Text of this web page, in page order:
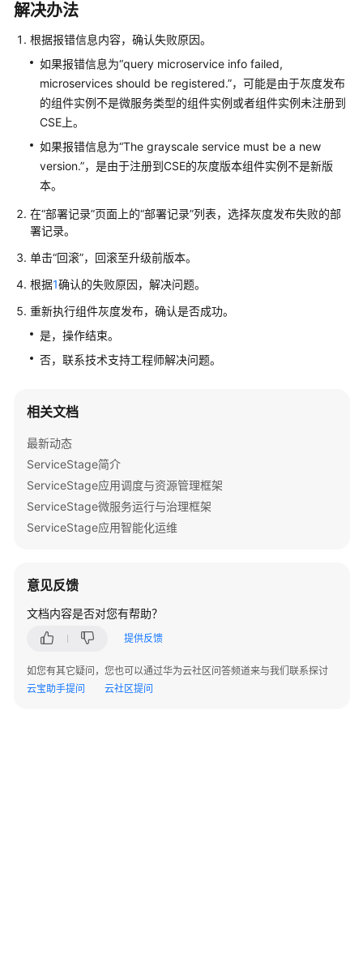
快
速
指
南
发
指
南
最
佳
实
参
考
SDK
考
场
码
例
见
问
解决办法
根据报错信息内容，确认失败原因。
如果报错信息为“query microservice info failed,
microservices should be registered.”，可能是由于灰度发布
的组件实例不是微服务类型的组件实例或者组件实例未注册到
CSE上。
如果报错信息为“The grayscale service must be a new
version.”，是由于注册到CSE的灰度版本组件实例不是新版
本。
在“部署记录”页面上的“部署记录”列表，选择灰度发布失败的部
署记录。
单击“回滚”，回滚至升级前版本。
根据1确认的失败原因，解决问题。
重新执行组件灰度发布，确认是否成功。
是，操作结束。
否，联系技术支持工程师解决问题。
相关文档
最新动态
ServiceStage简介
ServiceStage应用调度与资源管理框架
ServiceStage微服务运行与治理框架
ServiceStage应用智能化运维
意见反馈
文档内容是否对您有帮助？
提供反馈
如您有其它疑问，您也可以通过华为云社区问答频道来与我们联系探讨
云宝助手提问
云社区提问